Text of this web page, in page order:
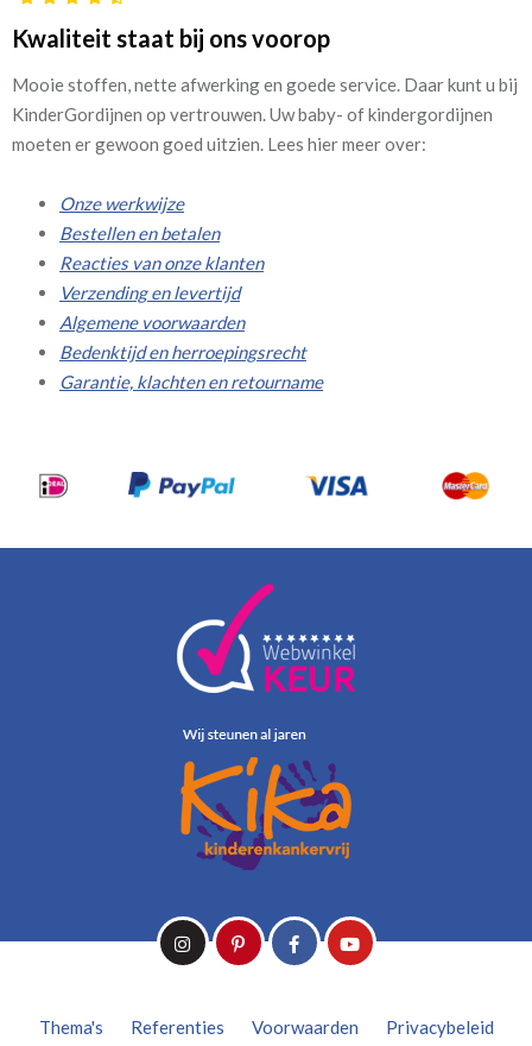
Kwaliteit staat bij ons voorop
Mooie stoffen, nette afwerking en goede service. Daar kunt u bij
KinderGordijnen op vertrouwen. Uw baby- of kindergordijnen
moeten er gewoon goed uitzien. Lees hier meer over:
Onze werkwijze
Bestellen en betalen
Reacties van onze klanten
Verzending en levertijd
Algemene voorwaarden
Bedenktijd en herroepingsrecht
Garantie, klachten en retourname
Thema's Referenties Voorwaarden
Privacybeleid